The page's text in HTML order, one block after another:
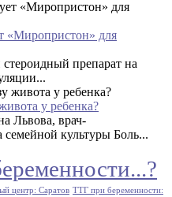
«Миропристон» для
препарат на
у ребенка?
Львова, врач-
семейной культуры Боль...
центр: Саратов ТТГ при беременности: